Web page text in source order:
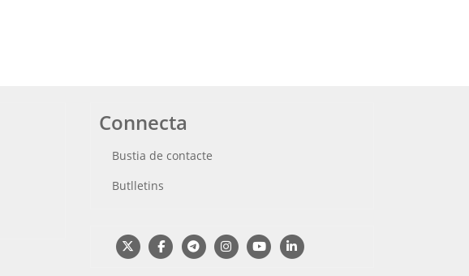
Connecta
Bustia de contacte
Butlletins